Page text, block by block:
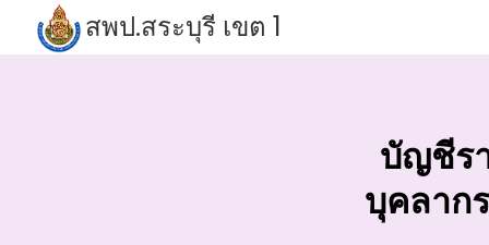
สพป.สระบุรี เขต 1
บัญชีร
บุคลาก